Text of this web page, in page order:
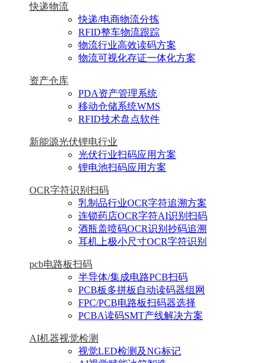
快递物流
快递/电商物流分拣
RFID整车物流跟踪
物流行业高效读码方案
物流可视化存证一体化方案
资产仓库
PDA资产管理系统
移动仓储系统WMS
RFID技术盘点软件
新能源光伏锂电行业
光伏行业扫码应用方案
锂电池扫码应用方案
OCR字符识别扫码
乳制品行业OCR字符追溯方案
连锁药店OCR字符AI识别扫码
酒瓶盖喷码OCR识别抄码追溯
耳机上极小尺寸OCR字符识别
pcb电路板扫码
半导体/集成电路PCB扫码
PCB板多拼板自动读码器组网
FPC/PCB电路板扫码器选择
PCBA读码SMT产线解决方案
AI机器视觉检测
视觉LED检测及NG标记